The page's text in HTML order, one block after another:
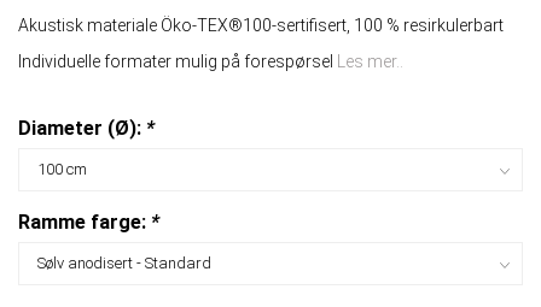
Akustisk materiale Öko-TEX®100-sertifisert, 100 % resirkulerbart
Individuelle formater mulig på forespørsel Les mer..
Diameter (Ø): *
Ramme farge: *